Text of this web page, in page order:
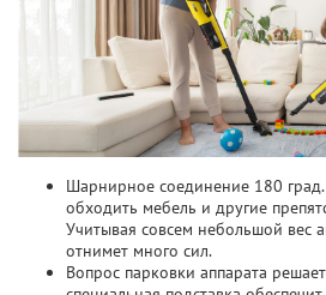
Шарнирное соединение 180 град.
обходить мебель и другие
Учитывая совсем небольшой вес
отнимет много сил.
Вопрос парковки аппарата